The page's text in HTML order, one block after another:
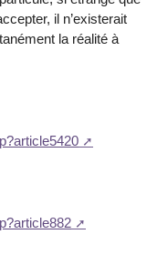
il n’existerait
la réalité à